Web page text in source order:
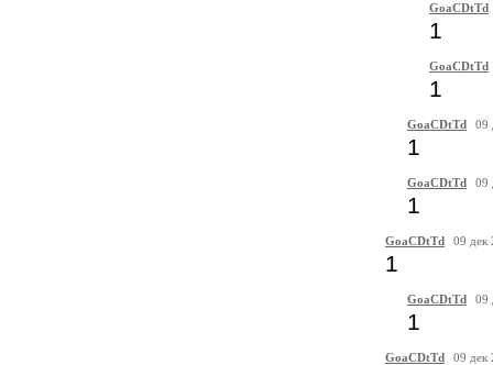
GoaCDtTd
1
GoaCDtTd
1
GoaCDtTd 09
1
GoaCDtTd 09
1
GoaCDtTd 09 дек
1
GoaCDtTd 09
1
GoaCDtTd 09 дек